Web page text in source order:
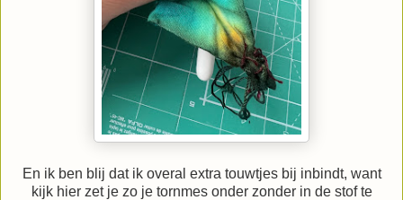
En ik ben blij dat ik overal extra touwtjes bij inbindt, want
kijk hier zet je zo je tornmes onder zonder in de stof te